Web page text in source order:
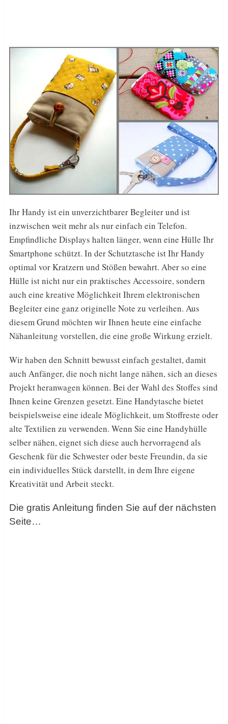
Ihr Handy ist ein unverzichtbarer Begleiter und ist
inzwischen weit mehr als nur einfach ein Telefon.
Empfindliche Displays halten länger, wenn eine Hülle Ihr
Smartphone schützt. In der Schutztasche ist Ihr Handy
optimal vor Kratzern und Stößen bewahrt. Aber so eine
Hülle ist nicht nur ein praktisches Accessoire, sondern
auch eine kreative Möglichkeit Ihrem elektronischen
Begleiter eine ganz originelle Note zu verleihen. Aus
diesem Grund möchten wir Ihnen heute eine einfache
Nähanleitung vorstellen, die eine große Wirkung erzielt.
Wir haben den Schnitt bewusst einfach gestaltet, damit
auch Anfänger, die noch nicht lange nähen, sich an dieses
Projekt heranwagen können. Bei der Wahl des Stoffes sind
Ihnen keine Grenzen gesetzt. Eine Handytasche bietet
beispielsweise eine ideale Möglichkeit, um Stoffreste oder
alte Textilien zu verwenden. Wenn Sie eine Handyhülle
selber nähen, eignet sich diese auch hervorragend als
Geschenk für die Schwester oder beste Freundin, da sie
ein individuelles Stück darstellt, in dem Ihre eigene
Kreativität und Arbeit steckt.
Die gratis Anleitung finden Sie auf der nächsten
Seite…